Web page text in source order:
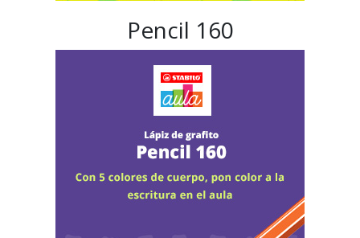
Pencil 160